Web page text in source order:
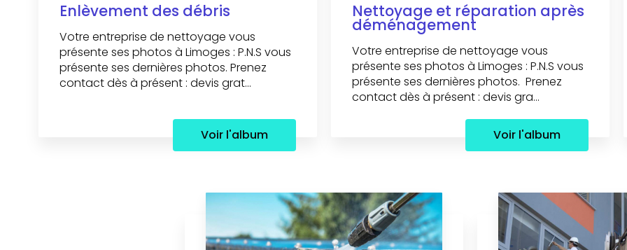
Enlèvement des débris
Votre entreprise de nettoyage vous
présente ses photos à Limoges : P.N.S vous
présente ses dernières photos. Prenez
contact dès à présent : devis grat...
Voir l'album
Nettoyage et réparation après
déménagement
Votre entreprise de nettoyage vous
présente ses photos à Limoges : P.N.S vous
présente ses dernières photos. Prenez
contact dès à présent : devis gra...
Voir l'album